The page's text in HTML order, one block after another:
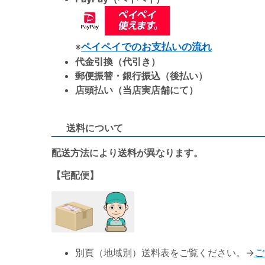
※ペイペイでのお支払いの流れ
代金引換（代引き）
郵便振替・銀行振込（後払い）
店頭払い（当店実店舗にて）
送料について
配送方法により送料が異なります。
【宅配便】
別頁（地域別）送料表をご覧ください。→